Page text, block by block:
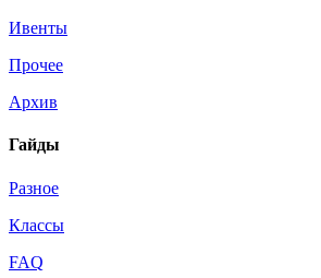
Ивенты
Прочее
Архив
Гайды
Разное
Классы
FAQ